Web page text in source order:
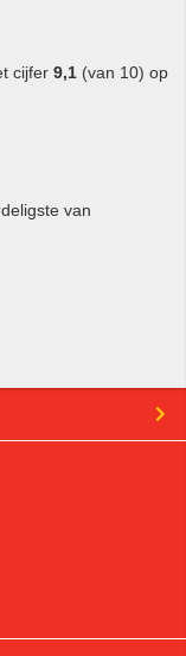
cijfer 9,1 (van 10) op
van